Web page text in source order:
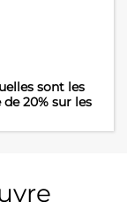
sont les
20% sur les